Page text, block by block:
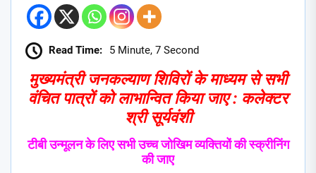
Read Time: 5 Minute, 7 Second
मुख्यमंत्री जनकल्याण शिविरों के माध्यम से सभी
वंचित पात्रों कोलाभान्वित किया जाए : कलेक्टर
श्री सूर्यवंशी
टीबी उन्मूलन के लिए सभी उच्च जोखिम व्यक्तियों की स्क्रीनिंग
की जाए